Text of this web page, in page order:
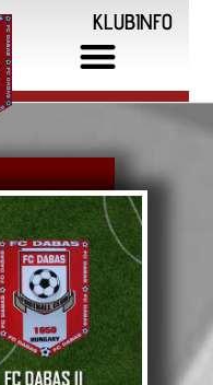
KLUBINFO